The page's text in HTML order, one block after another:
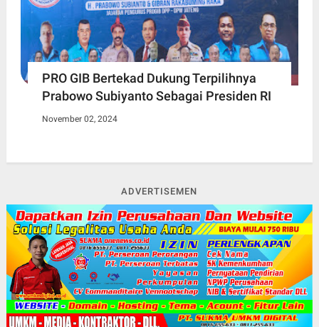
PRO GIB Bertekad Dukung Terpilihnya
Prabowo Subiyanto Sebagai Presiden RI
November 02, 2024
ADVERTISEMEN